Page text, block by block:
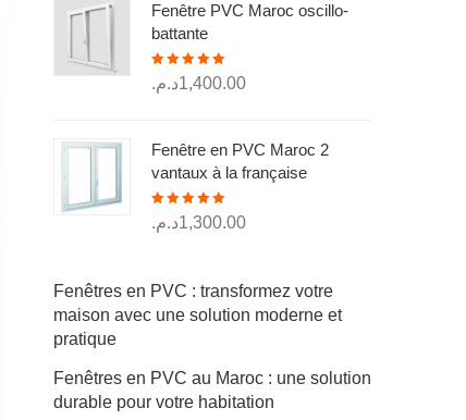
était :
est :
Fenêtre PVC Maroc oscillo-
battante
Note5.00
sur 51,400.00د.م.
Fenêtre en PVC Maroc 2
vantaux à la française
Note5.00
sur 51,300.00د.م.
Fenêtres en PVC : transformez votre
maison avec une solution moderne et
pratique
Fenêtres en PVC au Maroc : une solution
durable pour votre habitation